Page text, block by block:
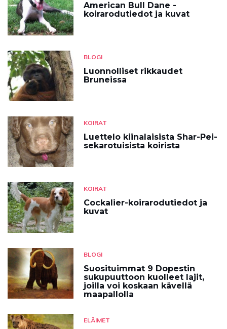
American Bull Dane -
koirarodutiedot ja kuvat
BLOGI
Luonnolliset rikkaudet
Bruneissa
KOIRAT
Luettelo kiinalaisista Shar-Pei-
sekarotuisista koirista
KOIRAT
Cockalier-koirarodutiedot ja
kuvat
BLOGI
Suosituimmat 9 Dopestin
sukupuuttoon kuolleet lajit,
joilla voi koskaan kävellä
maapallolla
ELÄIMET